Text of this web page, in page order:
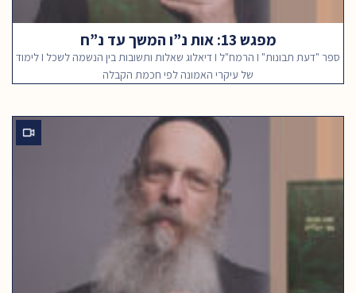
מפגש 13: אות נ”ו המשך עד נ”ח
ספר "דעת תבונות" I הרמח"ל I דיאלוג שאלות ותשובות בין הנשמה לשכל I לימוד
של עיקרי האמונה לפי חכמת הקבלה